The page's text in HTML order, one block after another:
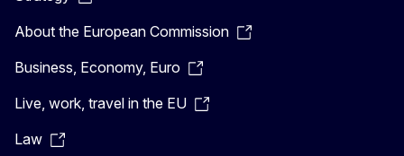
About the European Commission
Business, Economy, Euro
Live, work, travel in the EU
Law